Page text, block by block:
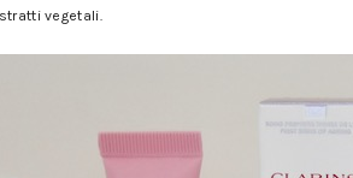
vegetali.